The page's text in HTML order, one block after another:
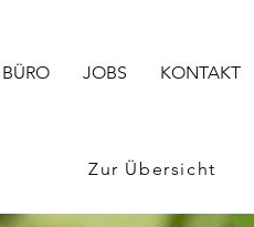
BÜRO JOBS KONTAKT
Zur Übersicht